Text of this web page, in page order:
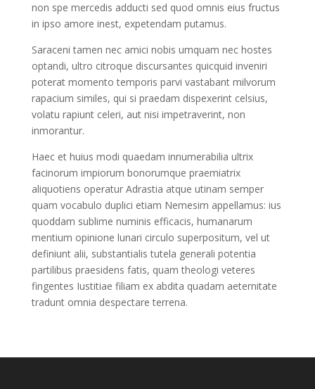
non spe mercedis adducti sed quod omnis eius fructus
in ipso amore inest, expetendam putamus.
Saraceni tamen nec amici nobis umquam nec hostes
optandi, ultro citroque discursantes quicquid inveniri
poterat momento temporis parvi vastabant milvorum
rapacium similes, qui si praedam dispexerint celsius,
volatu rapiunt celeri, aut nisi impetraverint, non
inmorantur.
Haec et huius modi quaedam innumerabilia ultrix
facinorum impiorum bonorumque praemiatrix
aliquotiens operatur Adrastia atque utinam semper
quam vocabulo duplici etiam Nemesim appellamus: ius
quoddam sublime numinis efficacis, humanarum
mentium opinione lunari circulo superpositum, vel ut
definiunt alii, substantialis tutela generali potentia
partilibus praesidens fatis, quam theologi veteres
fingentes Iustitiae filiam ex abdita quadam aeternitate
tradunt omnia despectare terrena.